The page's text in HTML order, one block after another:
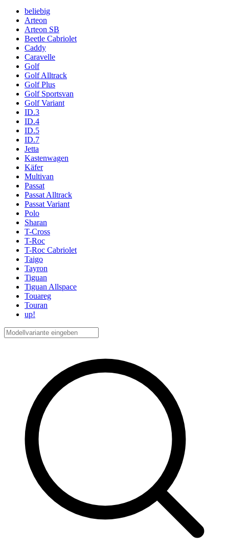
beliebig
Arteon
Arteon SB
Beetle Cabriolet
Caddy
Caravelle
Golf
Golf Alltrack
Golf Plus
Golf Sportsvan
Golf Variant
ID.3
ID.4
ID.5
ID.7
Jetta
Kastenwagen
Käfer
Multivan
Passat
Passat Alltrack
Passat Variant
Polo
Sharan
T-Cross
T-Roc
T-Roc Cabriolet
Taigo
Tayron
Tiguan
Tiguan Allspace
Touareg
Touran
up!